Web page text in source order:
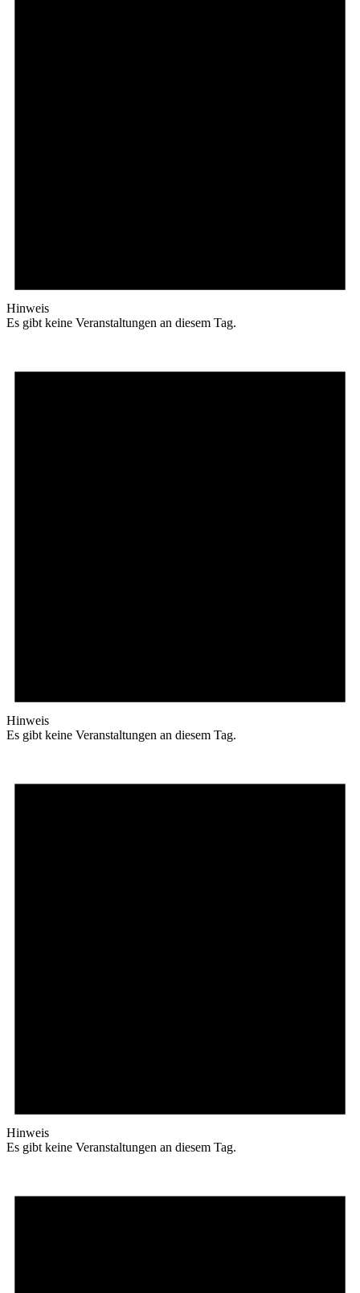
Hinweis
Es gibt keine Veranstaltungen an diesem Tag.
Hinweis
Es gibt keine Veranstaltungen an diesem Tag.
Hinweis
Es gibt keine Veranstaltungen an diesem Tag.